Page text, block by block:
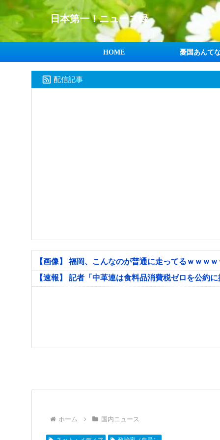
日本第一！ニュース録
HOME 憂国あんて
配信記事
【画像】 福岡、こんなのが普通に走ってるｗｗｗ
【速報】 記者「中革連は食料品消費税ゼロを公約
ホーム 国内ニュース